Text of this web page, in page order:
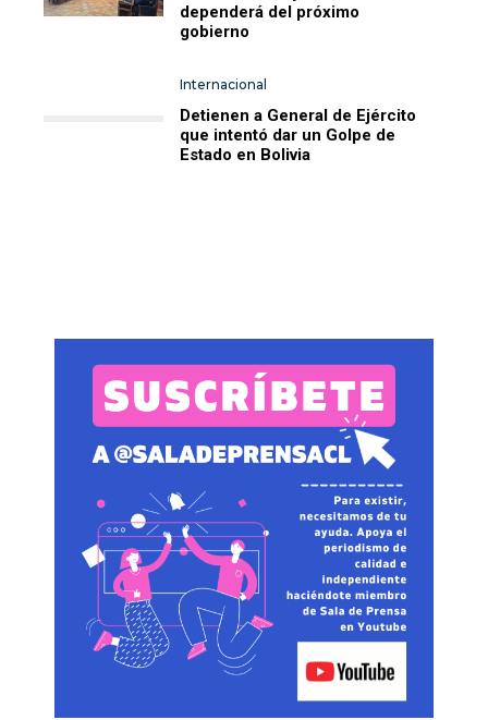
dependerá del próximo
gobierno
Internacional
Detienen a General de Ejército
que intentó dar un Golpe de
Estado en Bolivia